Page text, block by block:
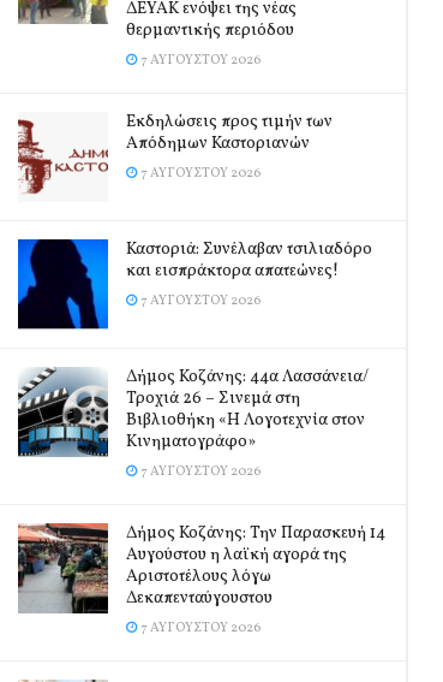
ΔΕΥΑΚ ενόψει της νέας
θερμαντικής περιόδου
7 ΑΥΓΟΎΣΤΟΥ 2026
Εκδηλώσεις προς τιμήν των
Απόδημων Καστοριανών
7 ΑΥΓΟΎΣΤΟΥ 2026
Καστοριά: Συνέλαβαν τσιλιαδόρο
και εισπράκτορα απατεώνες!
7 ΑΥΓΟΎΣΤΟΥ 2026
Δήμος Κοζάνης: 44α Λασσάνεια/
Τροχιά 26 – Σινεμά στη
Βιβλιοθήκη «Η Λογοτεχνία στον
Κινηματογράφο»
7 ΑΥΓΟΎΣΤΟΥ 2026
Δήμος Κοζάνης: Την Παρασκευή 14
Αυγούστου η λαϊκή αγορά της
Αριστοτέλους λόγω
Δεκαπενταύγουστου
7 ΑΥΓΟΎΣΤΟΥ 2026